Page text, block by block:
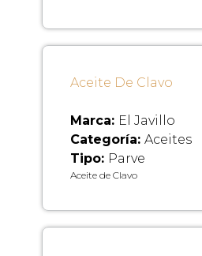
Aceite De Clavo
Marca: El Javillo
Categoría: Aceites
Tipo: Parve
Aceite de Clavo